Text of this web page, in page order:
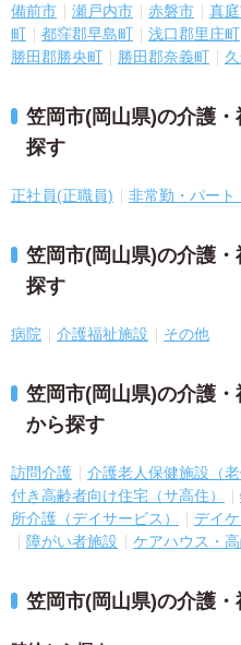
備前市
瀬戸内市 赤磐市 真
町
都窪郡早島町 浅口郡里庄町
勝田郡勝央町
勝田郡奈義町
笠岡市(岡山県)の介護
探す
正社員(正職員) 非常勤・パート
笠岡市(岡山県)の介護
探す
病院 介護福祉施設 その他
笠岡市(岡山県)の介護
から探す
訪問介護 介護老人保健施設（老
付き高齢者向け住宅（サ高住）
所介護（デイサービス）
デイケ
障がい者施設
ケアハウス・
笠岡市(岡山県)の介護